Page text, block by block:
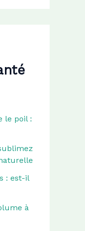
le poil :
: est-il
à